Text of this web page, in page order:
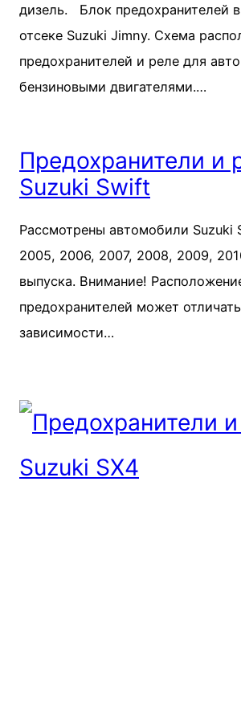
дизель. Блок предохранителей
отсеке Suzuki Jimny. Схема
предохранителей и реле для
бензиновыми двигателями.…
Предохранители и
Suzuki Swift
Рассмотрены автомобили Suzuki
2005, 2006, 2007, 2008, 2009,
выпуска. Внимание!
предохранителей может
зависимости…